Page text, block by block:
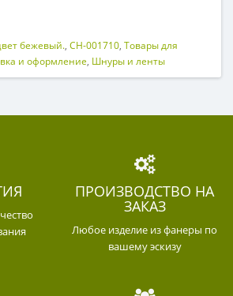
бежевый., CH-001710, Товары для
и оформление, Шнуры и ленты
ПРОИЗВОДСТВО НА
ЗАКАЗ
Любое изделие из фанеры по
вашему эскизу